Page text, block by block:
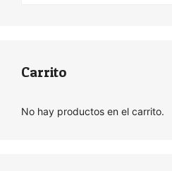
Carrito
No hay productos en el carrito.